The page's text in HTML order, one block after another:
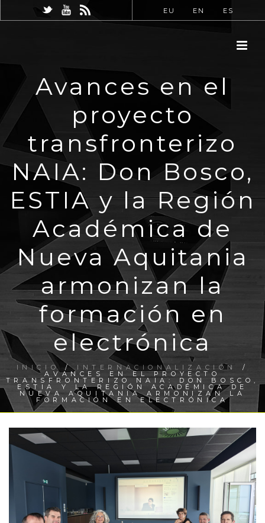
EU EN ES
Avances en el
proyecto
transfronterizo
NAIA: Don Bosco,
ESTIA y la Región
Académica de
Nueva Aquitania
armonizan la
formación en
electrónica
INICIO / INTERNACIONALIZACIÓN /
AVANCES EN EL PROYECTO
TRANSFRONTERIZO NAIA: DON BOSCO,
ESTIA Y LA REGIÓN ACADÉMICA DE
NUEVA AQUITANIA ARMONIZAN LA
FORMACIÓN EN ELECTRÓNICA